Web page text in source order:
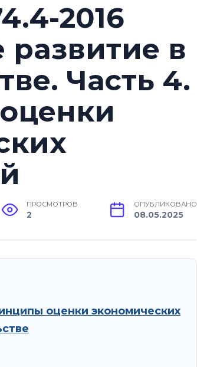
2016
развитие в
Часть 4.
ПРОСМОТРОВ
2
ОПУБЛИКОВАНО
08.05.2025
оценки экономических